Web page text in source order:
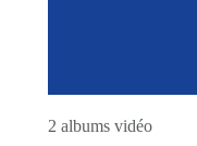
2 albums vidéo